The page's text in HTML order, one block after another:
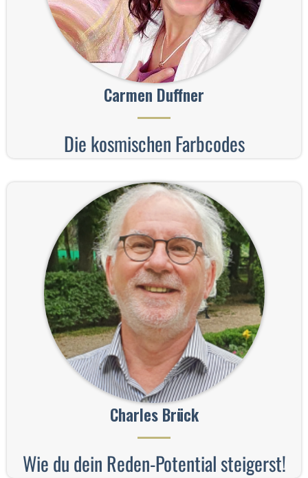
Carmen Duffner
Die kosmischen Farbcodes
Charles Brück
Wie du dein Reden-Potential steigerst!